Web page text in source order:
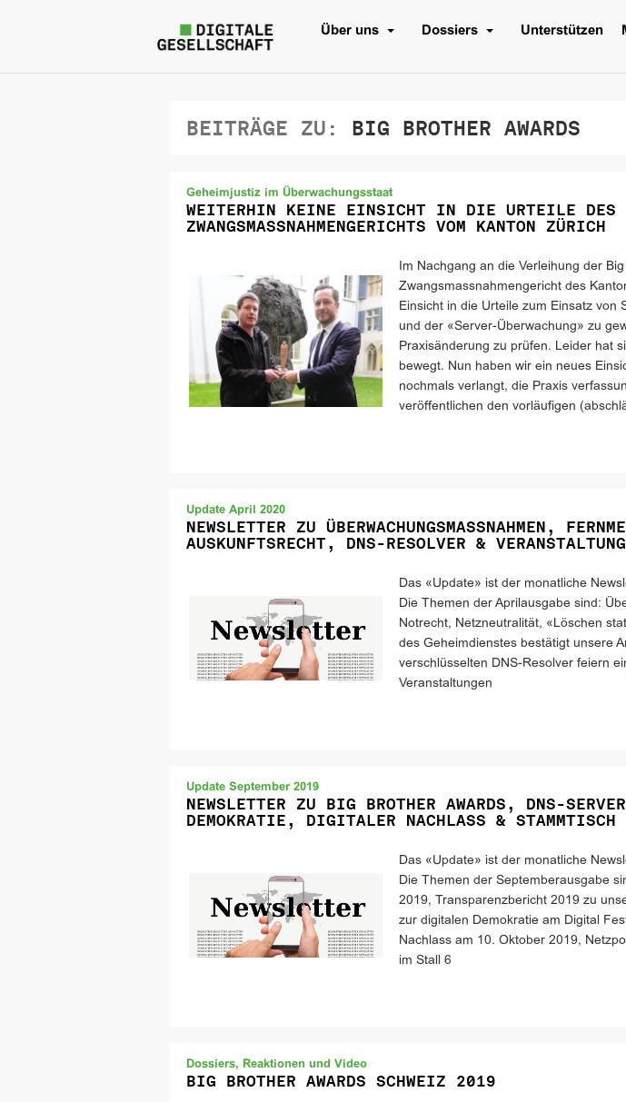
Über uns Dossiers Unterstützen
BEITRÄGE ZU: BIG BROTHER AWARDS
Geheimjustiz im Überwachungsstaat
WEITERHIN KEINE EINSICHT IN DIE URTEILE DES
ZWANGSMASSNAHMENGERICHTS VOM KANTON ZÜRICH
Im Nachgang an die Verleihung der
Zwangsmassnahmengericht des
Einsicht in die Urteile zum Einsatz von
und der «Server-Überwachung» zu
Praxisänderung zu prüfen. Leider hat
bewegt. Nun haben wir ein neues
nochmals verlangt, die Praxis
veröffentlichen den vorläufigen
Update April 2020
NEWSLETTER ZU ÜBERWACHUNGSMASSNAHMEN,
AUSKUNFTSRECHT, DNS-RESOLVER &
Das «Update» ist der monatliche
Die Themen der Aprilausgabe sind:
Notrecht, Netzneutralität, «Löschen
des Geheimdienstes bestätigt unsere
verschlüsselten DNS-Resolver feiern
Veranstaltungen
Update September 2019
NEWSLETTER ZU BIG BROTHER AWARDS, DNS-
DEMOKRATIE, DIGITALER NACHLASS & STAMMTISCH
Das «Update» ist der monatliche
Die Themen der Septemberausgabe
2019, Transparenzbericht 2019 zu
zur digitalen Demokratie am Digital
Nachlass am 10. Oktober 2019,
im Stall 6
Dossiers, Reaktionen und Video
BIG BROTHER AWARDS SCHWEIZ 2019